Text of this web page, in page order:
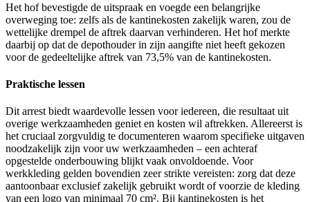
Het hof bevestigde de uitspraak en voegde een belangrijke
overweging toe: zelfs als de kantinekosten zakelijk waren, zou de
wettelijke drempel de aftrek daarvan verhinderen. Het hof merkte
daarbij op dat de depothouder in zijn aangifte niet heeft gekozen
voor de gedeeltelijke aftrek van 73,5% van de kantinekosten.
Praktische lessen
Dit arrest biedt waardevolle lessen voor iedereen, die resultaat uit
overige werkzaamheden geniet en kosten wil aftrekken. Allereerst is
het cruciaal zorgvuldig te documenteren waarom specifieke uitgaven
noodzakelijk zijn voor uw werkzaamheden – een achteraf
opgestelde onderbouwing blijkt vaak onvoldoende. Voor
werkkleding gelden bovendien zeer strikte vereisten: zorg dat deze
aantoonbaar exclusief zakelijk gebruikt wordt of voorzie de kleding
van een logo van minimaal 70 cm². Bij kantinekosten is het